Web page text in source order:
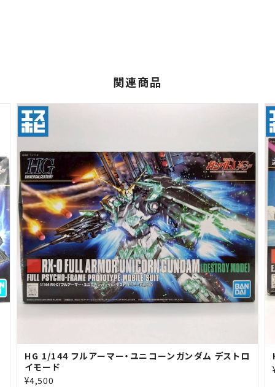
関連商品
HG 1/144 フルアーマー・ユニコーンガンダム デストロ
イモード
¥4,500